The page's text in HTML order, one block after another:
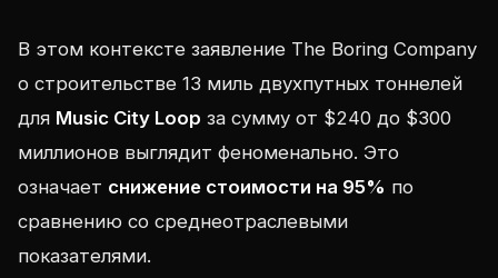
В этом контексте заявление The Boring Company
о строительстве 13 миль двухпутных тоннелей
для Music City Loop за сумму от $240 до $300
миллионов выглядит феноменально. Это
означает снижение стоимости на 95% по
сравнению со среднеотраслевыми
показателями.